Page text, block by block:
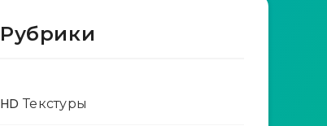
Рубрики
HD Текстуры